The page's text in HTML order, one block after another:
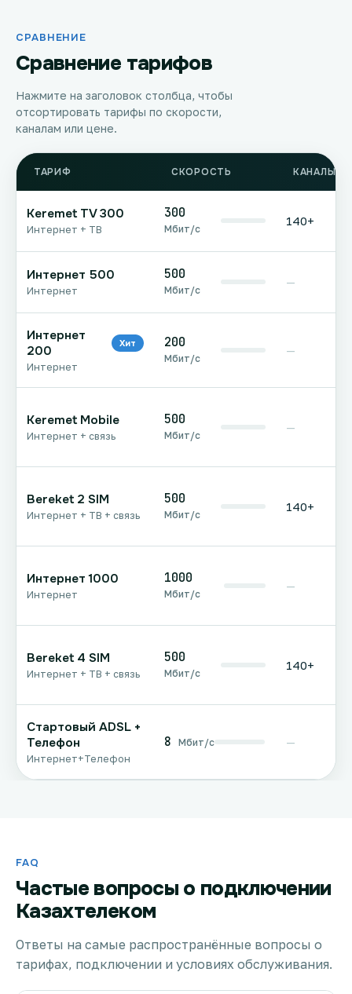
СРАВНЕНИЕ
Сравнение тарифов
Нажмите на заголовок столбца, чтобы
отсортировать тарифы по скорости,
каналам или цене.
ТАРИФ СКОРОСТЬ КАНАЛЫ
Keremet TV 300
Интернет + ТВ
300
Мбит/с
140+
Интернет 500
Интернет
500
Мбит/с
—
Интернет
200
Хит
Интернет
200
Мбит/с
—
Keremet Mobile
Интернет + связь
500
Мбит/с
—
Bereket 2 SIM
Интернет + ТВ + связь
500
Мбит/с
140+
Интернет 1000
Интернет
1000
Мбит/с
—
Bereket 4 SIM
Интернет + ТВ + связь
500
Мбит/с
140+
Стартовый ADSL +
Телефон
Интернет+Телефон
8 Мбит/с —
FAQ
Частые вопросы о подключении
Казахтелеком
Ответы на самые распространённые вопросы о
тарифах, подключении и условиях обслуживания.